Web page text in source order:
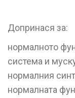
Допринася за:
нормалното
система и
нормалния
нормалната